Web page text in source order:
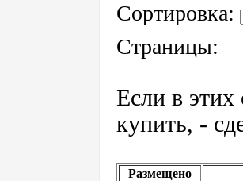
Сортировка:
Страницы:
Если в этих
купить, -
Размещено